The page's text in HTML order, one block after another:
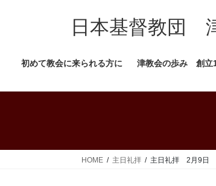
ス
ン
日本基督教団
初めて教会に来られる方に 津教会の歩み 創立
HOME 主日礼拝 主日礼拝 2月9日